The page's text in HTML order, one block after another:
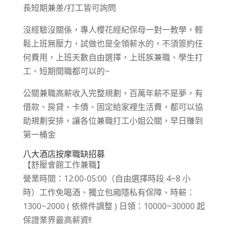
長短期兼差/打工皆可詢問
沒經驗沒關係，專人櫻花經紀保母一對一教學，輕
鬆上班無壓力，試做也是全領薪水的，不須簽約任
何費用，上班天數自由選擇，上班族兼職、學生打
工、短期間職都可以的~
公關兼職高薪收入完整規劃，百萬年薪不是夢，有
借款、房貸、卡債、固定給家裡生活費，都可以協
助規劃安排，讓各位兼職打工小姐公關，早日賺到
第一桶金
八大酒店按摩職缺招募
【舒壓會館工作兼職】
營業時間：12:00-05:00（自由選擇時段 4~8 小
時）工作免喝酒、獨立包廂隱私有保障、時薪：
1300~2000 ( 依條件調整 ) 日領：10000~30000 起
保證業界最高薪資!!